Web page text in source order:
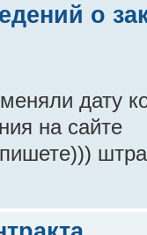
о
дату
на сайте